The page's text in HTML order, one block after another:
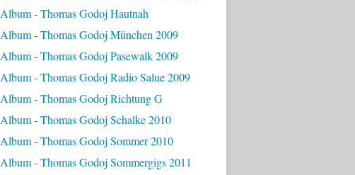
Album - Thomas Godoj Hautnah
Album - Thomas Godoj München 2009
Album - Thomas Godoj Pasewalk 2009
Album - Thomas Godoj Radio Salue 2009
Album - Thomas Godoj Richtung G
Album - Thomas Godoj Schalke 2010
Album - Thomas Godoj Sommer 2010
Album - Thomas Godoj Sommergigs 2011